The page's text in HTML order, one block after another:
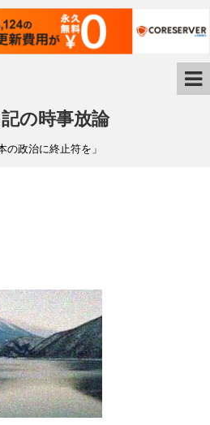
の時事放論
の政治に終止符を」